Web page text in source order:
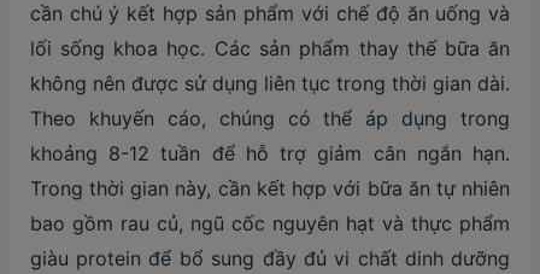
cần chú ý kết hợp sản phẩm với chế độ ăn uống và
lối sống khoa học. Các sản phẩm thay thế bữa ăn
không nên được sử dụng liên tục trong thời gian dài.
Theo khuyến cáo, chúng có thể áp dụng trong
khoảng 8-12 tuần để hỗ trợ giảm cân ngắn hạn.
Trong thời gian này, cần kết hợp với bữa ăn tự nhiên
bao gồm rau củ, ngũ cốc nguyên hạt và thực phẩm
giàu protein để bổ sung đầy đủ vi chất dinh dưỡng